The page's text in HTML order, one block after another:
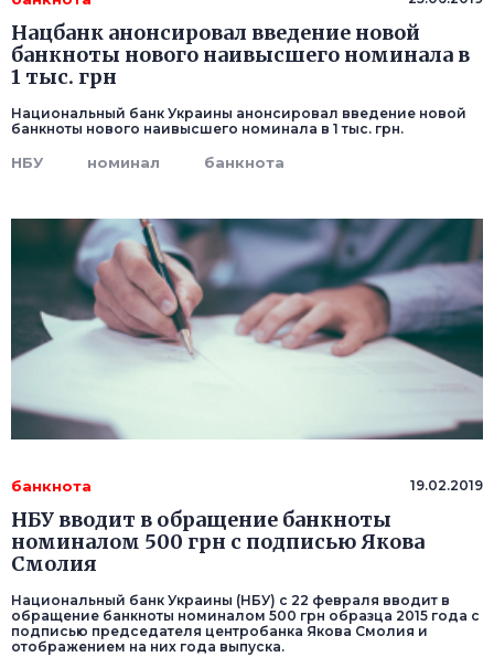
Нацбанк анонсировал введение новой
банкноты нового наивысшего номинала в
1 тыс. грн
Национальный банк Украины анонсировал введение новой
банкноты нового наивысшего номинала в 1 тыс. грн.
НБУ номинал банкнота
банкнота 19.02.2019
НБУ вводит в обращение банкноты
номиналом 500 грн с подписью Якова
Смолия
Национальный банк Украины (НБУ) с 22 февраля вводит в
обращение банкноты номиналом 500 грн образца 2015 года с
подписью председателя центробанка Якова Смолия и
отображением на них года выпуска.